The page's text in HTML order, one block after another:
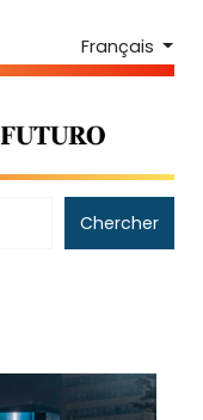
Français
Chercher